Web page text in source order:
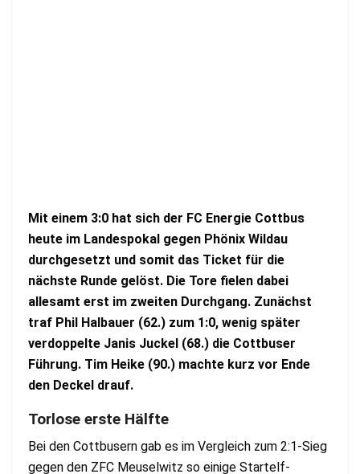
Mit einem 3:0 hat sich der FC Energie Cottbus
heute im Landespokal gegen Phönix Wildau
durchgesetzt und somit das Ticket für die
nächste Runde gelöst. Die Tore fielen dabei
allesamt erst im zweiten Durchgang. Zunächst
traf Phil Halbauer (62.) zum 1:0, wenig später
verdoppelte Janis Juckel (68.) die Cottbuser
Führung. Tim Heike (90.) machte kurz vor Ende
den Deckel drauf.
Torlose erste Hälfte
Bei den Cottbusern gab es im Vergleich zum 2:1-Sieg
gegen den ZFC Meuselwitz so einige Startelf-